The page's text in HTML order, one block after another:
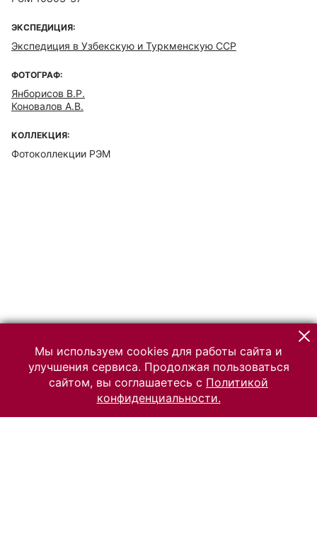
ЭКСПЕДИЦИЯ:
Экспедиция в Узбекскую и Туркменскую ССР
ФОТОГРАФ:
Янборисов В.Р.
Коновалов А.В.
КОЛЛЕКЦИЯ:
Фотоколлекции РЭМ
Мы используем cookies для работы сайта и
улучшения сервиса. Продолжая пользоваться
сайтом, вы соглашаетесь с Политикой
конфиденциальности.